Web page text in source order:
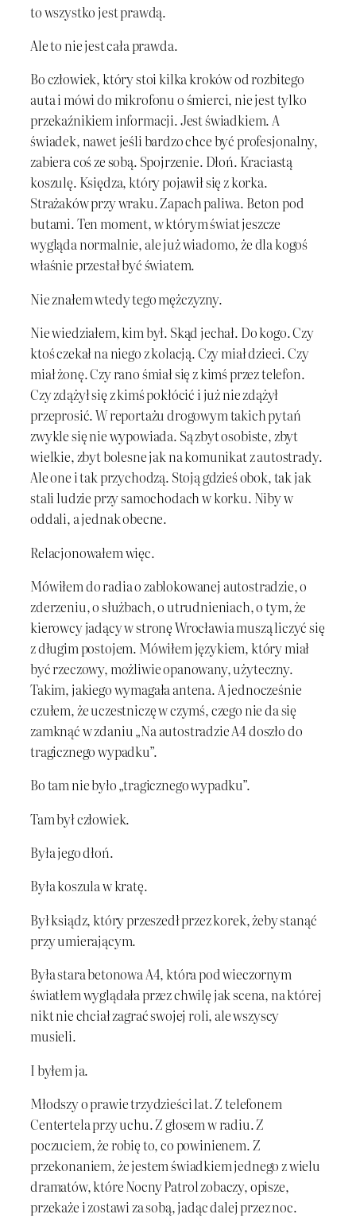
to wszystko jest prawdą.
Ale to nie jest cała prawda.
Bo człowiek, który stoi kilka kroków od rozbitego
auta i mówi do mikrofonu o śmierci, nie jest tylko
przekaźnikiem informacji. Jest świadkiem. A
świadek, nawet jeśli bardzo chce być profesjonalny,
zabiera coś ze sobą. Spojrzenie. Dłoń. Kraciastą
koszulę. Księdza, który pojawił się z korka.
Strażaków przy wraku. Zapach paliwa. Beton pod
butami. Ten moment, w którym świat jeszcze
wygląda normalnie, ale już wiadomo, że dla kogoś
właśnie przestał być światem.
Nie znałem wtedy tego mężczyzny.
Nie wiedziałem, kim był. Skąd jechał. Do kogo. Czy
ktoś czekał na niego z kolacją. Czy miał dzieci. Czy
miał żonę. Czy rano śmiał się z kimś przez telefon.
Czy zdążył się z kimś pokłócić i już nie zdążył
przeprosić. W reportażu drogowym takich pytań
zwykle się nie wypowiada. Są zbyt osobiste, zbyt
wielkie, zbyt bolesne jak na komunikat z autostrady.
Ale one i tak przychodzą. Stoją gdzieś obok, tak jak
stali ludzie przy samochodach w korku. Niby w
oddali, a jednak obecne.
Relacjonowałem więc.
Mówiłem do radia o zablokowanej autostradzie, o
zderzeniu, o służbach, o utrudnieniach, o tym, że
kierowcy jadący w stronę Wrocławia muszą liczyć się
z długim postojem. Mówiłem językiem, który miał
być rzeczowy, możliwie opanowany, użyteczny.
Takim, jakiego wymagała antena. A jednocześnie
czułem, że uczestniczę w czymś, czego nie da się
zamknąć w zdaniu „Na autostradzie A4 doszło do
tragicznego wypadku”.
Bo tam nie było „tragicznego wypadku”.
Tam był człowiek.
Była jego dłoń.
Była koszula w kratę.
Był ksiądz, który przeszedł przez korek, żeby stanąć
przy umierającym.
Była stara betonowa A4, która pod wieczornym
światłem wyglądała przez chwilę jak scena, na której
nikt nie chciał zagrać swojej roli, ale wszyscy
musieli.
I byłem ja.
Młodszy o prawie trzydzieści lat. Z telefonem
Centertela przy uchu. Z głosem w radiu. Z
poczuciem, że robię to, co powinienem. Z
przekonaniem, że jestem świadkiem jednego z wielu
dramatów, które Nocny Patrol zobaczy, opisze,
przekaże i zostawi za sobą, jadąc dalej przez noc.